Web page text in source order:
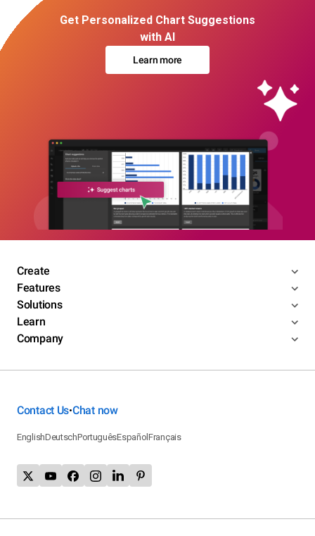
Get Personalized Chart Suggestions
with AI
Learn more
Create
Features
Solutions
Learn
Company
Contact Us•Chat now
EnglishDeutschPortuguêsEspañolFrançais